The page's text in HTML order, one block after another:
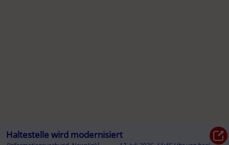
Haltestelle wird modernisiert